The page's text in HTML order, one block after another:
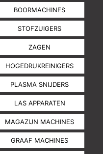
BOORMACHINES
STOFZUIGERS
ZAGEN
HOGEDRUKREINIGERS
PLASMA SNIJDERS
LAS APPARATEN
MAGAZIJN MACHINES
GRAAF MACHINES